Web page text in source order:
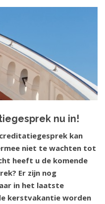
nu in!
kan
niet te wachten tot
heeft u de komende
Er zijn nog
in het laatste
kerstvakantie worden